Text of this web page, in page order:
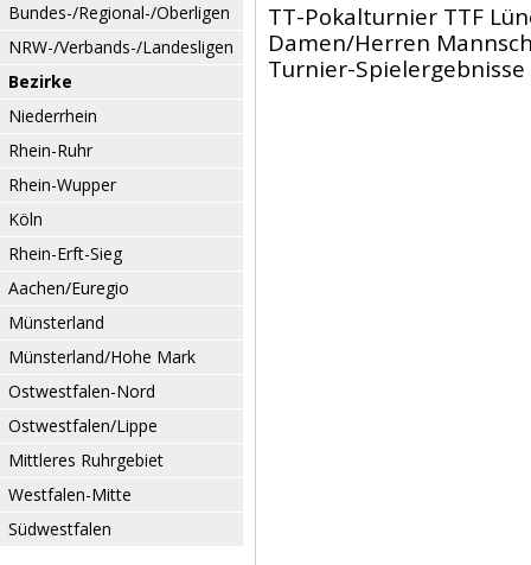
Bundes-/Regional-/Oberligen
NRW-/Verbands-/Landesligen
Bezirke
Niederrhein
Rhein-Ruhr
Rhein-Wupper
Köln
Rhein-Erft-Sieg
Aachen/Euregio
Münsterland
Münsterland/Hohe Mark
Ostwestfalen-Nord
Ostwestfalen/Lippe
Mittleres Ruhrgebiet
Westfalen-Mitte
Südwestfalen
TT-Pokalturnier TTF
Damen/Herren
Turnier-Spielergebnisse